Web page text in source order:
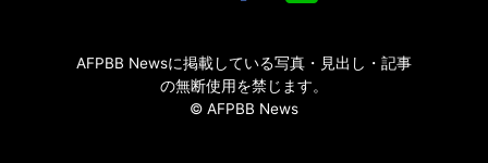
AFPBB Newsに掲載している写真・見出し・記事
の無断使用を禁じます。
© AFPBB News